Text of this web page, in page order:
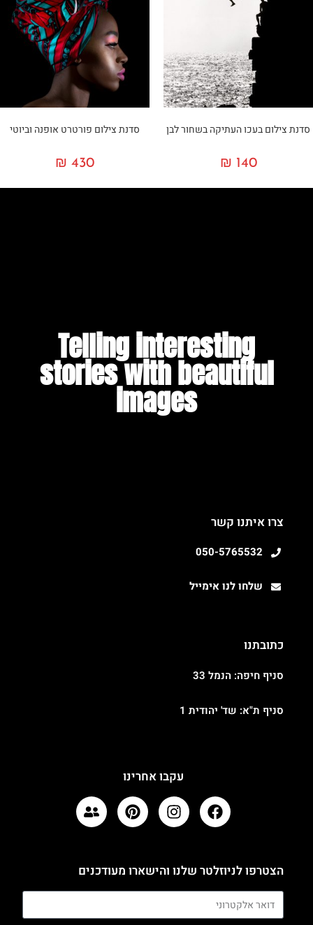
סדנת צילום בעכו העתיקה בשחור לבן
₪ 140
סדנת צילום פורטרט אופנה וביוטי
₪ 430
Telling interesting
stories with beautiful
images​
הצטרפו לניוזלטר שלנו והישארו מעודכנים
עקבו אחרינו
כתובתנו
סניף חיפה: הנמל 33
סניף ת"א: שד' יהודית 1
צרו איתנו קשר
050-5765532
שלחו לנו אימייל